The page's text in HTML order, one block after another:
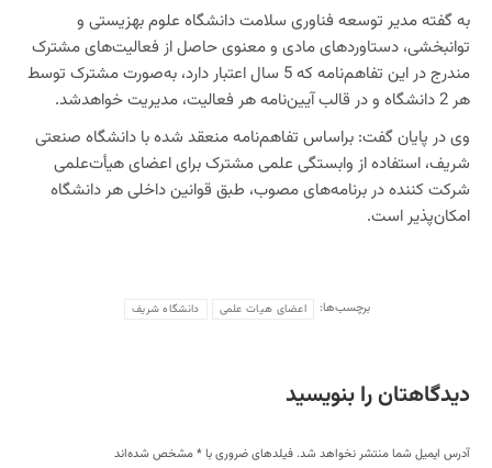
به گفته مدیر توسعه فناوری سلامت دانشگاه علوم بهزیستی و
توانبخشی، دستاوردهای مادی و معنوی حاصل از فعالیت‌های مشترک
مندرج در این تفاهم‌نامه که 5 سال اعتبار دارد، به‌صورت مشترک توسط
هر 2 دانشگاه و در قالب آیین‌‌نامه هر فعالیت، مدیریت خواهد‌شد.
وی در پایان گفت: براساس تفاهم‌نامه منعقد شده با دانشگاه صنعتی
شریف، استفاده از وابستگی علمی مشترک برای اعضای هیأت‌علمی
شرکت‌ کننده در برنامه‌های مصوب‌، طبق قوانین داخلی هر دانشگاه
امکان‌پذیر است.
برچسب‌ها: اعضای هیات علمی دانشگاه شریف
دیدگاهتان را بنویسید
آدرس ایمیل شما منتشر نخواهد شد. فیلدهای ضروری با*مشخص شده‌اند